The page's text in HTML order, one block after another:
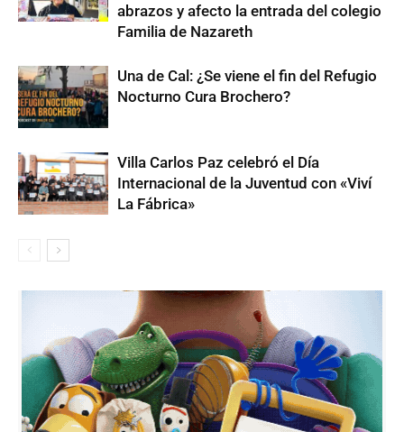
abrazos y afecto la entrada del colegio
Familia de Nazareth
Una de Cal: ¿Se viene el fin del Refugio
Nocturno Cura Brochero?
Villa Carlos Paz celebró el Día
Internacional de la Juventud con «Viví
La Fábrica»